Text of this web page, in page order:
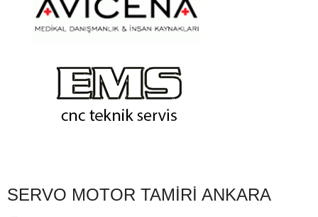
SERVO MOTOR TAMIRI ANKARA